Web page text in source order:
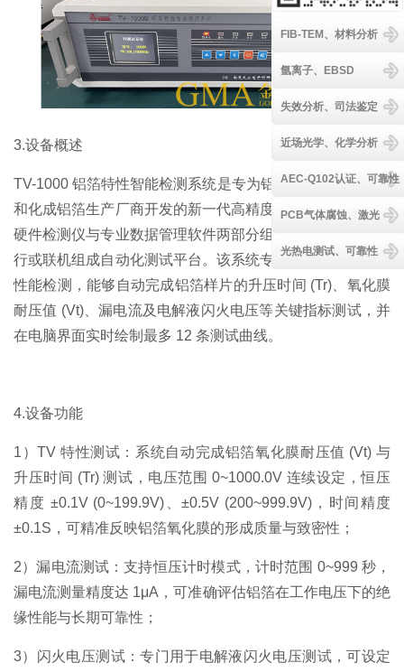
3.设备概述
TV-1000 铝箔特性智能检测系统是专为铝电解电容生产厂家
和化成铝箔生产厂商开发的新一代高精度测试解决方案，由
硬件检测仪与专业数据管理软件两部分组成，可单机独立运
行或联机组成自动化测试平台。该系统专注于铝箔核心电气
性能检测，能够自动完成铝箔样片的升压时间 (Tr)、氧化膜
耐压值 (Vt)、漏电流及电解液闪火电压等关键指标测试，并
在电脑界面实时绘制最多 12 条测试曲线。
4.设备功能
1）TV 特性测试：系统自动完成铝箔氧化膜耐压值 (Vt) 与
升压时间 (Tr) 测试，电压范围 0~1000.0V 连续设定，恒压
精度 ±0.1V (0~199.9V)、±0.5V (200~999.9V)，时间精度
±0.1S，可精准反映铝箔氧化膜的形成质量与致密性；
2）漏电流测试：支持恒压计时模式，计时范围 0~999 秒，
漏电流测量精度达 1μA，可准确评估铝箔在工作电压下的绝
缘性能与长期可靠性；
3）闪火电压测试：专门用于电解液闪火电压测试，可设定
FIB-TEM、材料分析
氩离子、EBSD
失效分析、司法鉴定
近场光学、化学分析
AEC-Q102认证、可靠性
PCB气体腐蚀、激光
光热电测试、可靠性